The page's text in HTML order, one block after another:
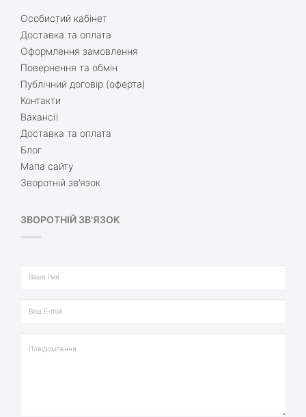
Особистий кабінет
Доставка та оплата
Оформлення замовлення
Повернення та обмін
Публічний договір (оферта)
Контакти
Вакансії
Доставка та оплата
Блог
Мапа сайту
Зворотній зв’язок
ЗВОРОТНІЙ ЗВ'ЯЗОК